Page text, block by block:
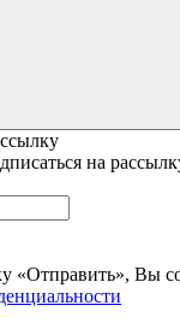
на
«Отправить», Вы